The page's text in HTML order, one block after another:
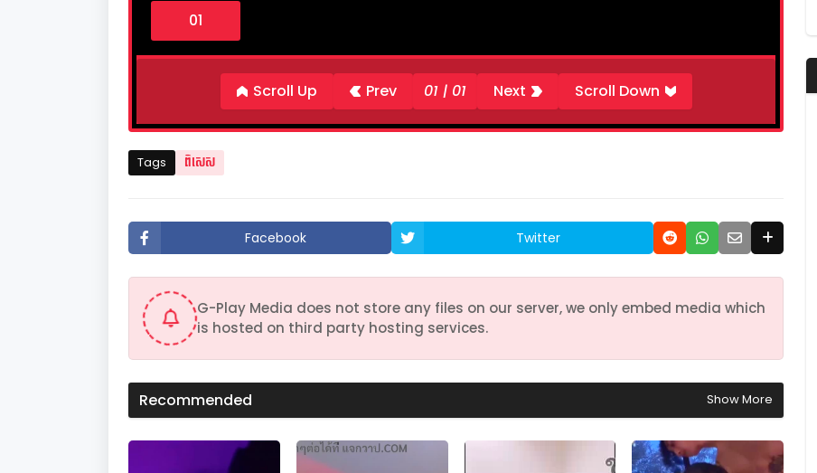
n
f
1
2
m
i
t
e
s
2
e
s
V
u
Scroll Up Prev 01 | 01 Next Scroll Down
Tags ពិសេស
Facebook Twitter
G-Play Media does not store any files on our server, we only embed media which
is hosted on third party hosting services.
Recommended Show More